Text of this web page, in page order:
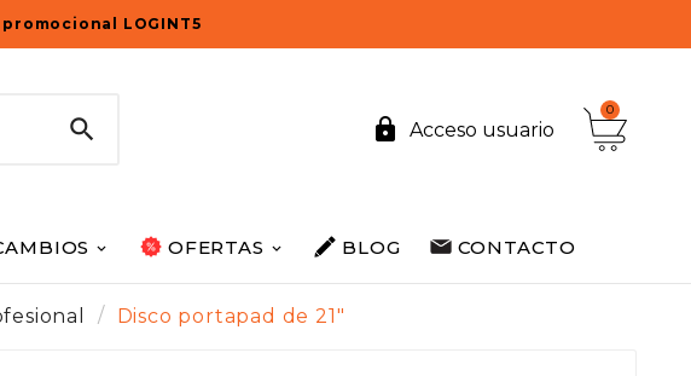
LOGINT5
  Acceso usuario
0
OFERTAS BLOG CONTACTO
Disco portapad de 21"